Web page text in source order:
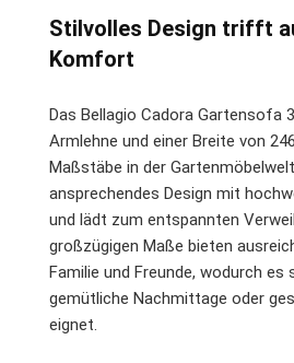
Stilvolles Design trifft
Komfort
Das Bellagio Cadora Gartensofa
Armlehne und einer Breite von
Maßstäbe in der
ansprechendes Design mit
und lädt zum entspannten
großzügigen Maße bieten
Familie und Freunde, wodurch
gemütliche Nachmittage oder
eignet.